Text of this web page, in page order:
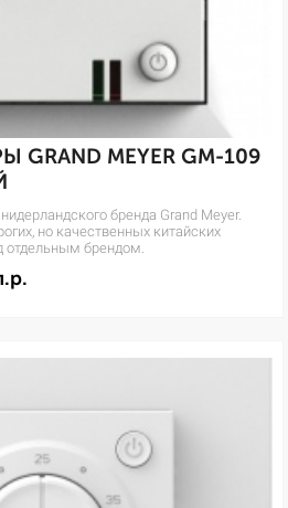
MEYER GM-109
бренда Grand Meyer.
но качественных китайских
отдельным брендом.